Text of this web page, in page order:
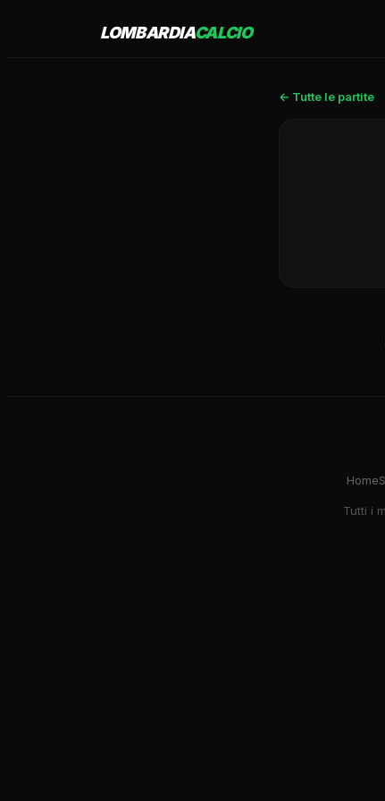
LOMBARDIACALCIO
← Tutte le partite
Home
Tutti i